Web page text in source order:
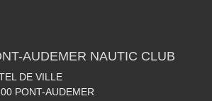
AUDEMER NAUTIC CLUB
DE VILLE
PONT-AUDEMER